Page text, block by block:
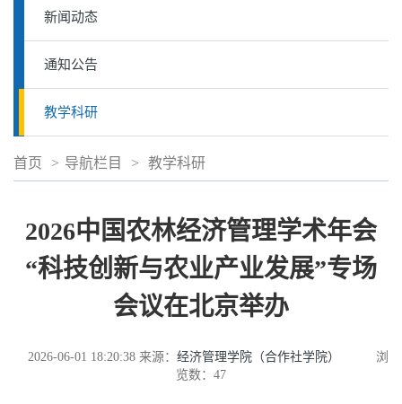
新闻动态
通知公告
教学科研
首页 > 导航栏目 > 教学科研
2026中国农林经济管理学术年会
“科技创新与农业产业发展”专场
会议在北京举办
2026-06-01 18:20:38 来源： 经济管理学院（合作社学院）
浏
览数： 47